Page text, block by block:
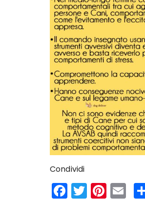
Condividi
F T Pi E